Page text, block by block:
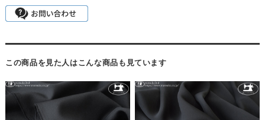
この商品を見た人はこんな商品も見ています